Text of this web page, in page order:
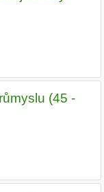
(45 -